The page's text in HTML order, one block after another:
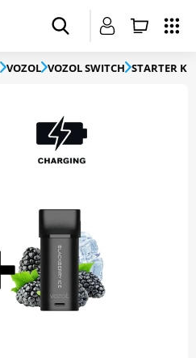
VOZOL VOZOL SWITCH STARTER KIT